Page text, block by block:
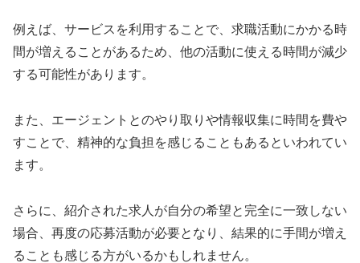
例えば、サービスを利用することで、求職活動にかかる時
間が増えることがあるため、他の活動に使える時間が減少
する可能性があります。
また、エージェントとのやり取りや情報収集に時間を費や
すことで、精神的な負担を感じることもあるといわれてい
ます。
さらに、紹介された求人が自分の希望と完全に一致しない
場合、再度の応募活動が必要となり、結果的に手間が増え
ることも感じる方がいるかもしれません。